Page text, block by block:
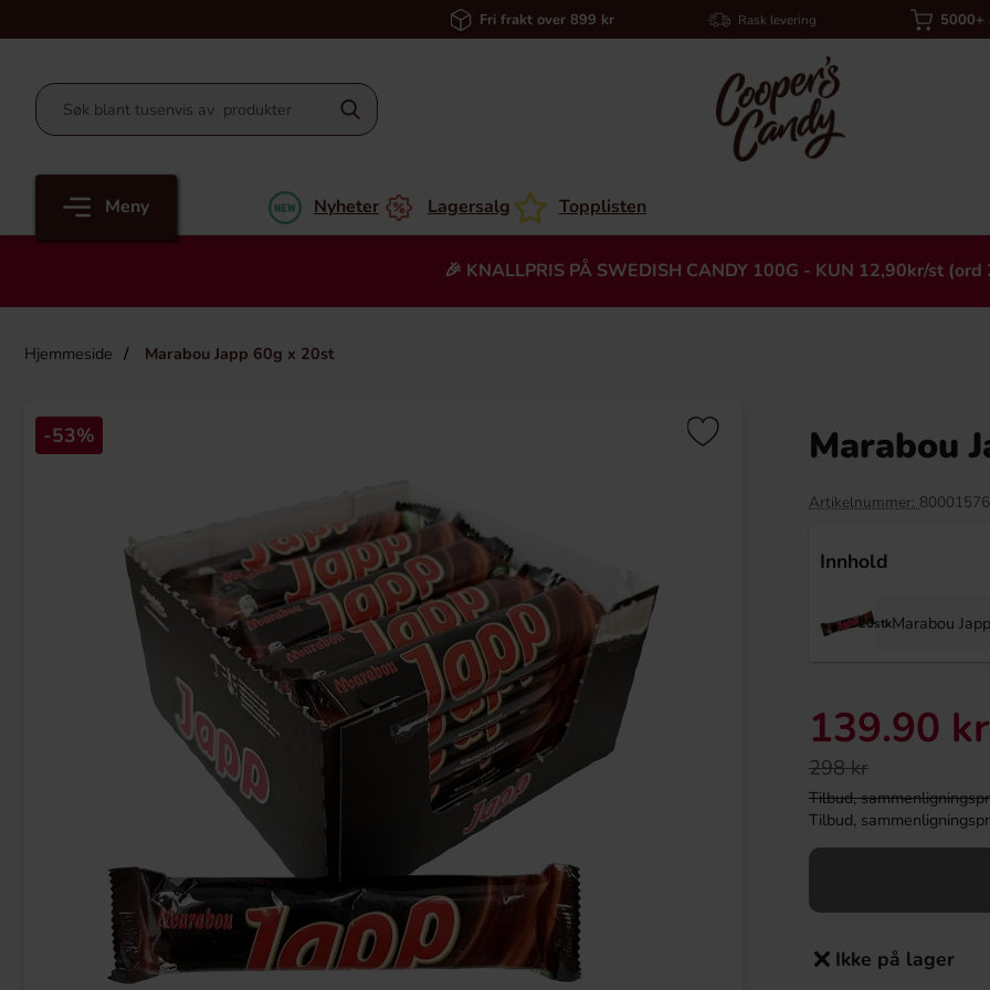
Fri frakt over 899 kr Rask levering 5000+
Meny Nyheter Lagersalg Topplisten
🎉 KNALLPRIS PÅ SWEDISH CANDY 100G - KUN 12,90kr/st (ord
Hjemmeside Marabou Japp 60g x 20st
Heading
Red Bull Green Drakfrukt 25cl
Köp
Kinder Joy Super Mario 20g
28.90 kr
Köp
Arla Mjukglassmix Laktosfri 2L
169.90 kr
-53% Marabou
Artikelnummer:
Innhold
20stkMarabou
139.90 kr
298 kr
Tilbud,
Tilbud,
Ikke på lager